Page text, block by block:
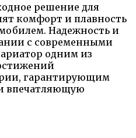
решение для
комфорт и плавность
Надежность и
с современными
одним из
гарантирующим
впечатляющую